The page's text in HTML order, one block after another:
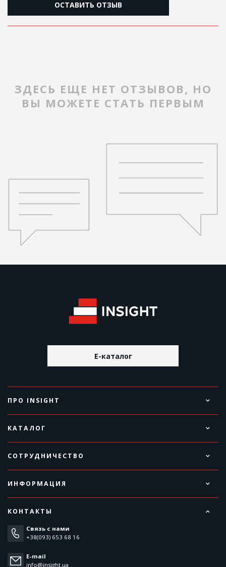
ОСТАВИТЬ ОТЗЫВ
ЗДЕСЬ ЕЩЕ НЕТ ОТЗЫВОВ, НО
ВЫ МОЖЕТЕ СТАТЬ ПЕРВЫМ
E-каталог
ПРО INSIGHT
КАТАЛОГ
СОТРУДНИЧЕСТВО
ИНФОРМАЦИЯ
КОНТАКТЫ
Связь с нами
+38(093) 653 68 16
E-mail
info@insight.ua